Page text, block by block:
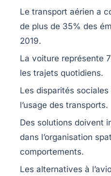
Le transport aérien a
de plus de 35% des
2019.
La voiture représente
les trajets quotidiens.
Les disparités sociales
l’usage des transports.
Des solutions doivent
dans l’organisation
comportements.
Les alternatives à